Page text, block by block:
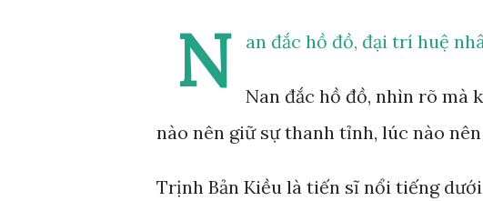
N an đắc hồ đồ, đại trí huệ
Nan đắc hồ đồ, nhìn rõ mà
nào nên giữ sự thanh tỉnh, lúc nào
Trịnh Bản Kiều là tiến sĩ nổi tiếng